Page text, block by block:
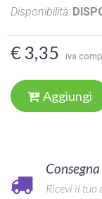
Disponibilità:
€ 3,35 iva
Aggiungi
Ricevi il tuo